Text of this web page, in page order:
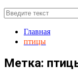
Главная
птицы
Метка: